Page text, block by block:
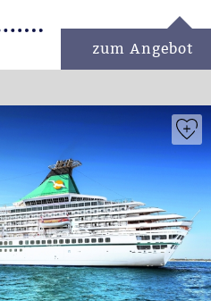
zum Angebot